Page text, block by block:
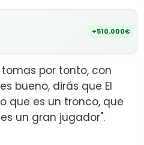
+510.000€
por tonto, con
bueno, dirás que El
que es un tronco, que
un gran jugador".